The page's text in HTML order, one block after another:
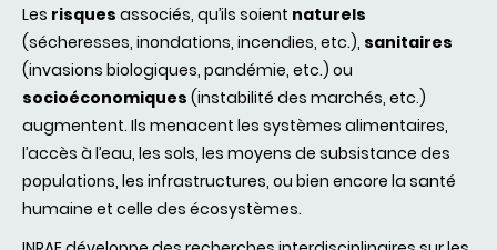
Les risques associés, qu’ils soient naturels
(sécheresses, inondations, incendies, etc.), sanitaires
(invasions biologiques, pandémie, etc.) ou
socioéconomiques (instabilité des marchés, etc.)
augmentent. Ils menacent les systèmes alimentaires,
l’accès à l’eau, les sols, les moyens de subsistance des
populations, les infrastructures, ou bien encore la santé
humaine et celle des écosystèmes.